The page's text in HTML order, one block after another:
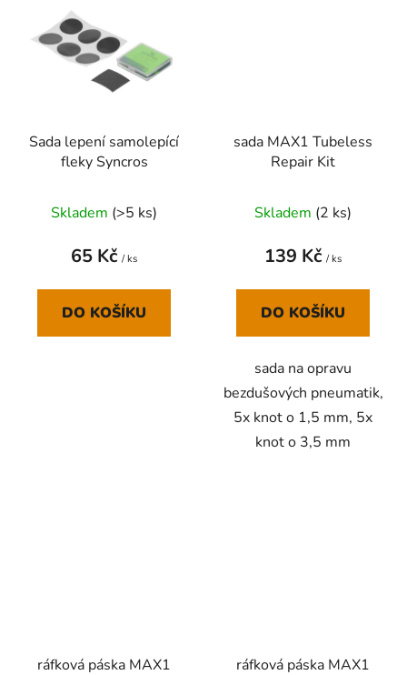
Sada lepení samolepící
fleky Syncros
Skladem (>5 ks)
65 Kč / ks
DO KOŠÍKU
sada MAX1 Tubeless
Repair Kit
Skladem (2 ks)
139 Kč / ks
DO KOŠÍKU
sada na opravu
bezdušových pneumatik,
5x knot o 1,5 mm, 5x
knot o 3,5 mm
ráfková páska MAX1 ráfková páska MAX1